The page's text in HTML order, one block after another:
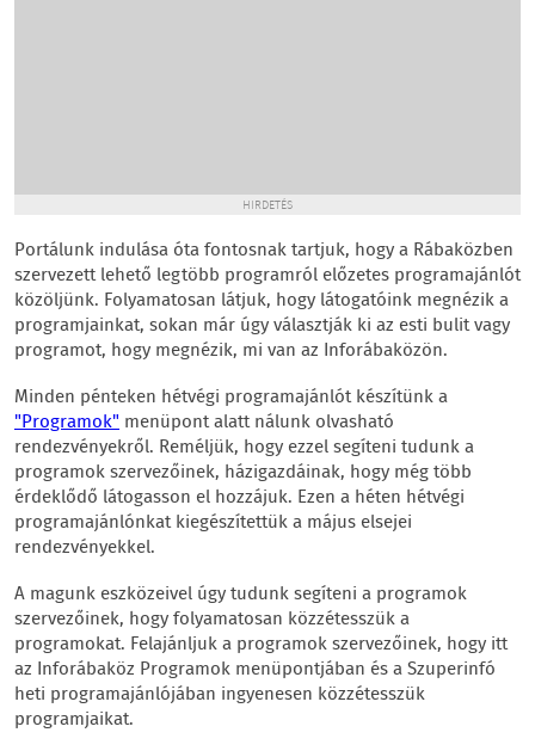
HIRDETÉS
Portálunk indulása óta fontosnak tartjuk, hogy a Rábaközben
szervezett lehető legtöbb programról előzetes programajánlót
közöljünk. Folyamatosan látjuk, hogy látogatóink megnézik a
programjainkat, sokan már úgy választják ki az esti bulit vagy
programot, hogy megnézik, mi van az Inforábaközön.
Minden pénteken hétvégi programajánlót készítünk a
"Programok" menüpont alatt nálunk olvasható
rendezvényekről. Reméljük, hogy ezzel segíteni tudunk a
programok szervezőinek, házigazdáinak, hogy még több
érdeklődő látogasson el hozzájuk. Ezen a héten hétvégi
programajánlónkat kiegészítettük a május elsejei
rendezvényekkel.
A magunk eszközeivel úgy tudunk segíteni a programok
szervezőinek, hogy folyamatosan közzétesszük a
programokat. Felajánljuk a programok szervezőinek, hogy itt
az Inforábaköz Programok menüpontjában és a Szuperinfó
heti programajánlójában ingyenesen közzétesszük
programjaikat.